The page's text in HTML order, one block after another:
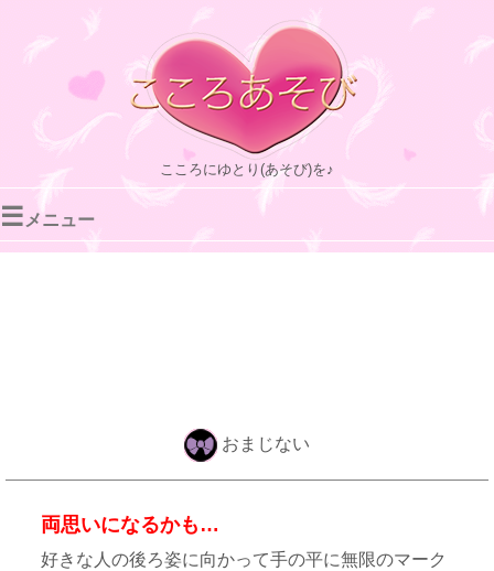
こころにゆとり(あそび)を♪
☰ メニュー
おまじない
両思いになるかも…
好きな人の後ろ姿に向かって手の平に無限のマーク